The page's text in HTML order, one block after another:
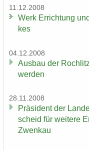
11.12.2008
Werk Er­rich­tung
kes
04.12.2008
Aus­bau der
wer­den
28.11.2008
Prä­si­dent der
scheid für wei­te­re
Zwenkau